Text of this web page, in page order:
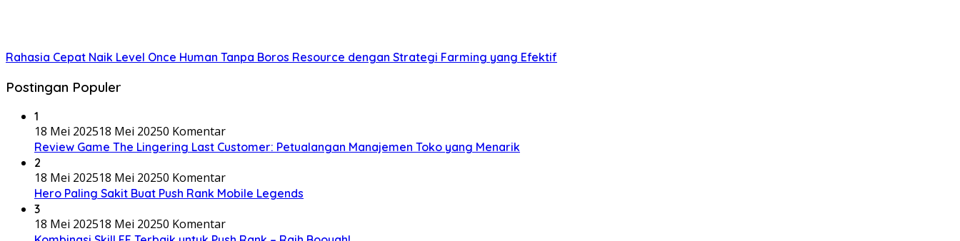
Rahasia Cepat Naik Level Once Human Tanpa Boros Resource dengan Strategi Farming yang Efektif
Postingan Populer
1
18 Mei 202518 Mei 20250 Komentar
Review Game The Lingering Last Customer: Petualangan Manajemen Toko yang Menarik
2
18 Mei 202518 Mei 20250 Komentar
Hero Paling Sakit Buat Push Rank Mobile Legends
3
18 Mei 202518 Mei 20250 Komentar